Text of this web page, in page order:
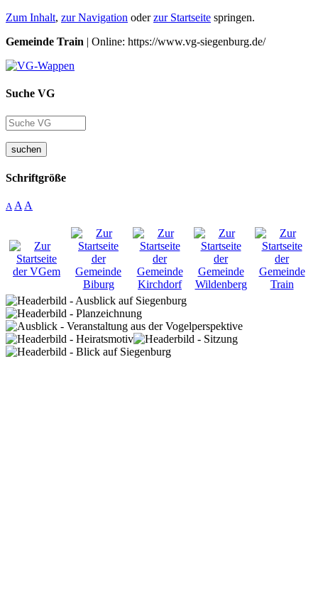
Zum Inhalt, zur Navigation oderzur Startseite springen.
Gemeinde Train | Online: https://www.vg-siegenburg.de/
Suche VG
suchen
Schriftgröße
A A A